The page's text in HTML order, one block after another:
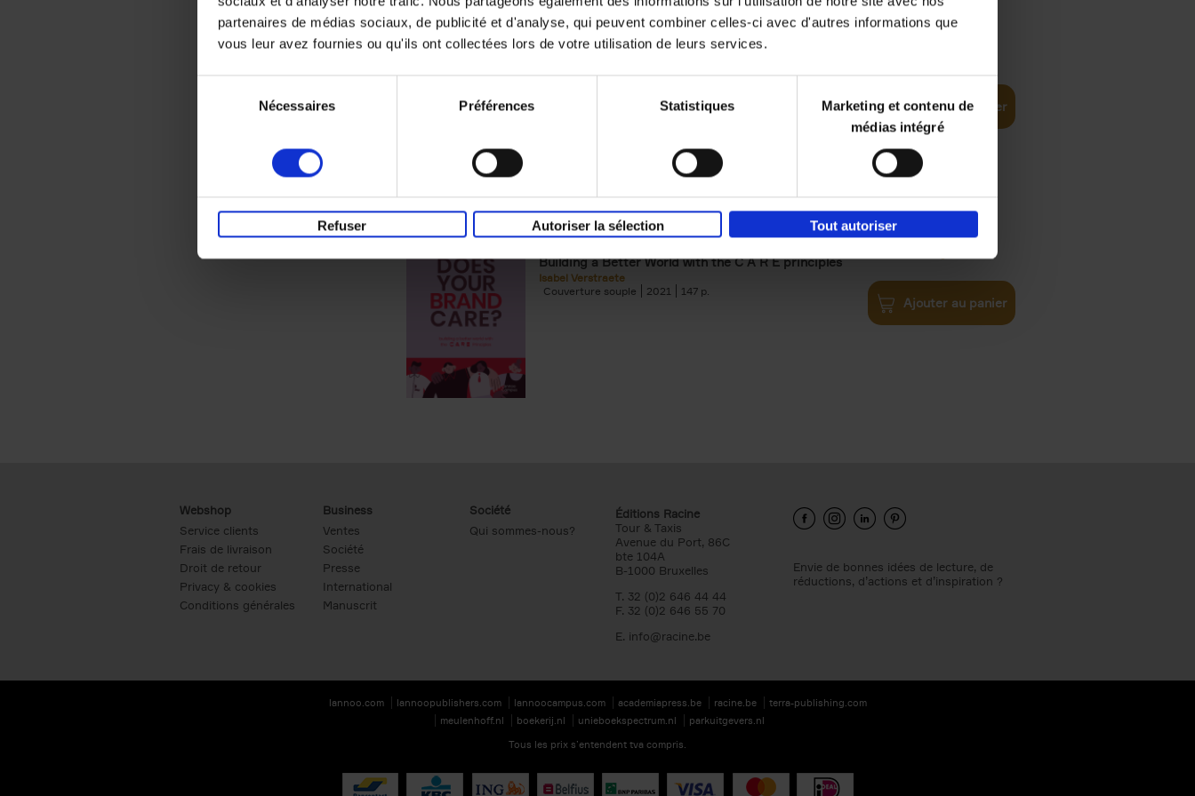
partenaires de médias sociaux, de publicité et d'analyse, qui peuvent combiner celles-ci avec d'autres informations que
vous leur avez fournies ou qu'ils ont collectées lors de votre utilisation de leurs services.
Nécessaires Préférences Statistiques
Marketing et contenu de
médias intégré
Refuser Autoriser la sélection Tout autoriser
Digital marketing like a PRO -
completely revised edition
Ajouter au panier
Does Your Brand Care?
Building a Better World with the C A R E principles
Isabel Verstraete
Couverture souple
2021 147
€34,99
Ajouter au panier
Webshop
Service clients
Frais de livraison
Droit de retour
Privacy & cookies
Conditions générales
Business
Ventes
Société
Presse
International
Manuscrit
Société
Qui sommes-nous?
Éditions Racine
Tour & Taxis
Avenue du Port, 86C
bte 104A
B-1000 Bruxelles
T. 32 (0)2 646 44 44
F. 32 (0)2 646 55 70
E. info@racine.be
Envie de bonnes idées de lecture, de
réductions, d’actions et d’inspiration ?
lannoo.com lannoopublishers.com lannoocampus.com academiapress.be racine.be
terra-publishing.com
meulenhoff.nl
boekerij.nl unieboekspectrum.nl
parkuitgevers.nl
Tous les prix s’entendent tva compris.